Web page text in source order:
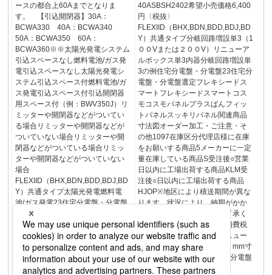
ースの都合上60Aまでとなりま
す。 【引込開閉器】30A：
BCWA330 40A：BCWA340
50A：BCWA350 60A：
BCWA360※※太陽光発電システム
引込スペースなし燃料電池/ガス発
電引込スペースなし太陽光発電シ
ステム引込スペース付燃料電池/ガ
ス発電引込スペース付引込開閉器
用スペース付（例：BWV350J）リ
ミッターや開閉器などがついてい
る場合リミッターや開閉器などが
ついていない場合リミッターや開
閉器などがついている場合リミッ
ターや開閉器などがついていない
場合
FLEXIID（BHX,BDN,BDD,BDJ,BD
Y）共通タイプ太陽光発電燃料電
池/ガス発電23住宅分電盤・分電盤
住宅分電盤・分電盤選定フレキシ
ードスマートフレキシードスマー
トコスモコスモパネルプラスばん
フィットパネルスッキリパネル関
連商品寸法図オーダー加工・ご注
意・その他1096リニューアルボッ
40ASBSH2402希望小売価格6,400
円〈税抜〉
FLEXIID（BHX,BDN,BDD,BDJ,BD
Y）共通タイプ分岐回路増設単3（1
００Vまたは２００V）リニューア
ルボックス単3内器分岐回路増設単
3の例住宅分電盤・分電盤23住宅分
電盤・分電盤選定フレキシードス
マートフレキシードスマートコス
モコスモパネルプラスばんフィッ
トパネルスッキリパネル関連商品
寸法図オーダー加工・ご注意・そ
の他1097在庫区分代理店様に在庫
をお願いする商品5メーカーに一定
量在庫している商品S受注後○営業
日以内に工場出荷する商品KLM受
注後○日以内に工場出荷する商品
HJOP※地区により積送期間が異な
ります。状況により 納期がかか
る場合がございますのでご了承く
ださい。希望小売価格には消費税
は含まれておりません。リニュー
アルボックス寸法表示単位：mm寸
法図1331・1332掲載頁住宅分電盤
FLEXIID（フレキシード）